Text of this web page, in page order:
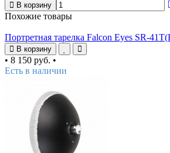
В корзину
Похожие товары
Портретная тарелка Falcon Eyes SR-
В корзину
• 8 150 руб. •
Есть в наличии